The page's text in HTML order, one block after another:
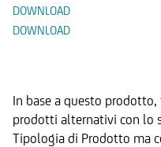
DOWNLOAD
DOWNLOAD
In base a questo
prodotti alternativi con lo
Tipologia di Prodotto ma